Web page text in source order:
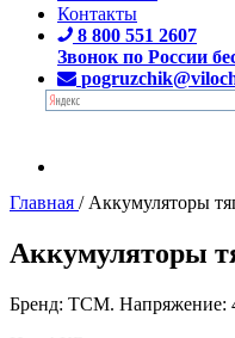
Контакты
8 800 551 2607
Звонок по России
Главная / Аккумуляторы
Аккумуляторы
Бренд: TCM. Напряжение: